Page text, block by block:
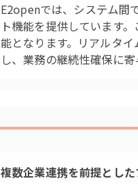
E2openでは、システム間
ト機能を提供しています
能となります。リアルタ
し、業務の継続性確保に寄
複数企業連携を前提とし